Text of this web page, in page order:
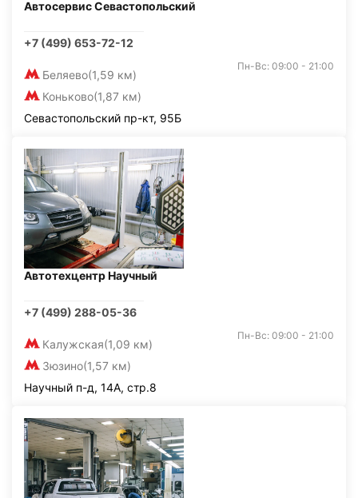
Автосервис Севастопольский
+7 (499) 653-72-12
Беляево(1,59 км)
Коньково(1,87 км)
Пн-Вс: 09:00 - 21:00
Севастопольский пр-кт, 95Б
Автотехцентр Научный
+7 (499) 288-05-36
Калужская(1,09 км)
Зюзино(1,57 км)
Пн-Вс: 09:00 - 21:00
Научный п-д, 14А, стр.8